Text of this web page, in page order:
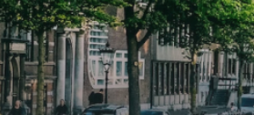
bereiden van heerlijke maaltijden.
Vanuit de woonkamer stap je zo het
balkon op, waar je kunt genieten
van een prachtig uitzicht en een
moment van rust. De woning